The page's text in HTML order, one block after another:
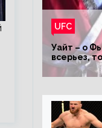
UFC
Уайт – о
всерьез,
заставил
Конором»